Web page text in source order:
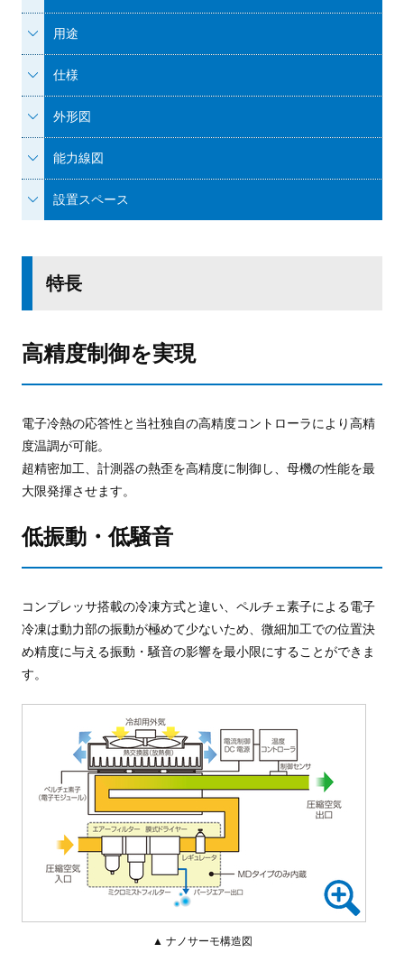
用途
仕様
外形図
能力線図
設置スペース
特長
高精度制御を実現
電子冷熱の応答性と当社独自の高精度コントローラにより高精
度温調が可能。
超精密加工、計測器の熱歪を高精度に制御し、母機の性能を最
大限発揮させます。
低振動・低騒音
コンプレッサ搭載の冷凍方式と違い、ペルチェ素子による電子
冷凍は動力部の振動が極めて少ないため、微細加工での位置決
め精度に与える振動・騒音の影響を最小限にすることができま
す。
▲ ナノサーモ構造図